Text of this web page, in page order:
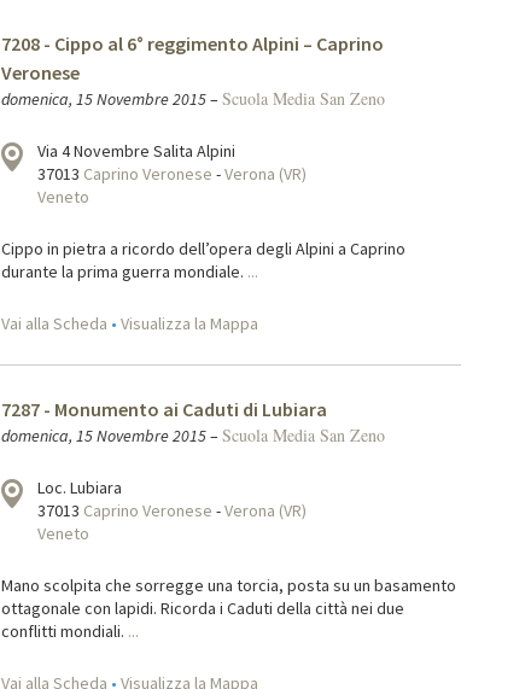
7208 - Cippo al 6° reggimento Alpini – Caprino
Veronese
domenica, 15 Novembre 2015–Scuola Media San Zeno
Via 4 Novembre Salita Alpini
37013 Caprino Veronese -Verona (VR)
Veneto
Cippo in pietra a ricordo dell’opera degli Alpini a Caprino
durante la prima guerra mondiale. ...
Vai alla Scheda • Visualizza la Mappa
7287 - Monumento ai Caduti di Lubiara
domenica, 15 Novembre 2015–Scuola Media San Zeno
Loc. Lubiara
37013 Caprino Veronese -Verona (VR)
Veneto
Mano scolpita che sorregge una torcia, posta su un basamento
ottagonale con lapidi. Ricorda i Caduti della città nei due
conflitti mondiali. ...
Vai alla Scheda • Visualizza la Mappa